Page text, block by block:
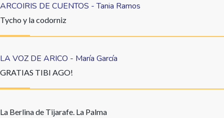
ARCOIRIS DE CUENTOS - Tania Ramos
Tycho y la codorniz
LA VOZ DE ARICO - María García
GRATIAS TIBI AGO!
La Berlina de Tijarafe. La Palma